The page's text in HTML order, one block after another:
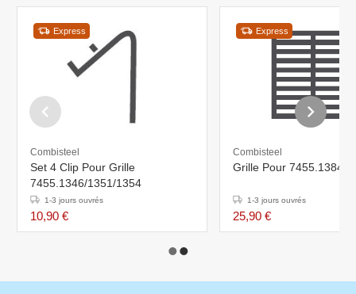
Express
Combisteel
Set 4 Clip Pour Grille
7455.1346/1351/1354
1-3 jours ouvrés
10,90 €
Express
Combisteel
Grille Pour 7455.1384
1-3 jours ouvrés
25,90 €